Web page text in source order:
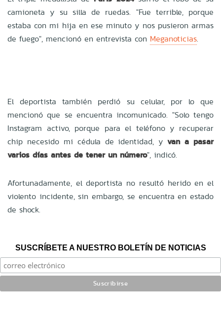
camioneta y su silla de ruedas. "Fue terrible, porque
estaba con mi hija en ese minuto y nos pusieron armas
de fuego", mencionó en entrevista con Meganoticias.
El deportista también perdió su celular, por lo que
mencionó que se encuentra incomunicado. "Solo tengo
Instagram activo, porque para el teléfono y recuperar
chip necesido mi cédula de identidad, yvan a pasar
varios días antes de tener un número", indicó.
Afortunadamente, el deportista no resultó herido en el
violento incidente, sin embargo, se encuentra en estado
de shock.
SUSCRÍBETE A NUESTRO BOLETÍN DE NOTICIAS